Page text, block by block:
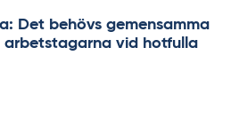
Det be­hö­vs ge­men­sam­ma
vid hot­ful­la